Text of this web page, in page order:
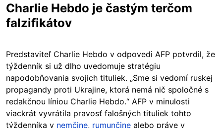
Charlie Hebdo je častým terčom
falzifikátov
Predstaviteľ Charlie Hebdo v odpovedi AFP potvrdil, že
týždenník si už dlho uvedomuje stratégiu
napodobňovania svojich tituliek. „Sme si vedomí ruskej
propagandy proti Ukrajine, ktorá nemá nič spoločné s
redakčnou líniou Charlie Hebdo.“ AFP v minulosti
viackrát vyvrátila pravosť falošných tituliek tohto
týždenníka v nemčine, rumunčine alebo práve v